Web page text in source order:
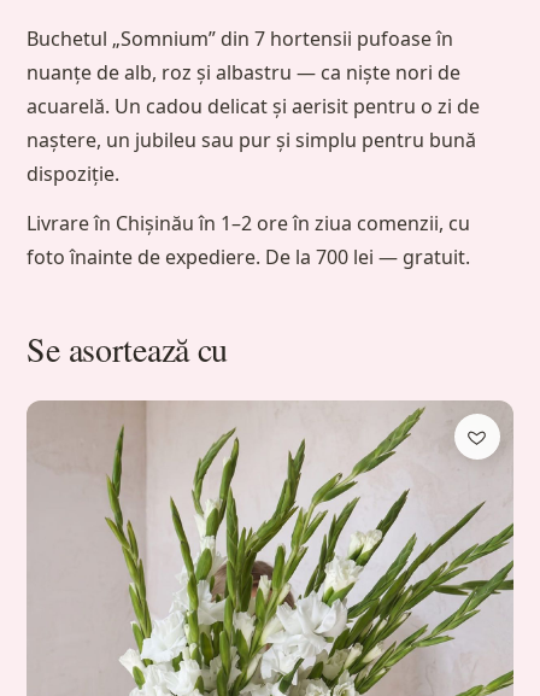
Buchetul „Somnium” din 7 hortensii pufoase în
nuanțe de alb, roz și albastru — ca niște nori de
acuarelă. Un cadou delicat și aerisit pentru o zi de
naștere, un jubileu sau pur și simplu pentru bună
dispoziție.
Livrare în Chișinău în 1–2 ore în ziua comenzii, cu
foto înainte de expediere. De la 700 lei — gratuit.
Se asortează cu